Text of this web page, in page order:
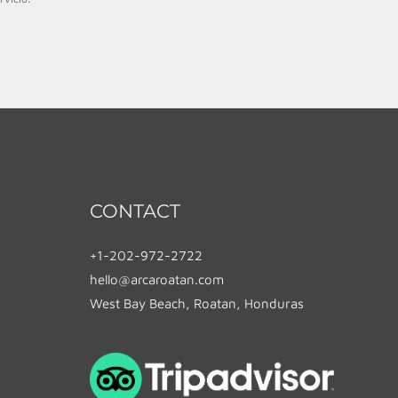
CONTACT
+1-202-972-2722
hello@arcaroatan.com
West Bay Beach, Roatan, Honduras